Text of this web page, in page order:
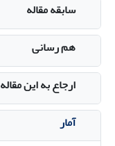
سابقه مقاله
هم رسانی
ارجاع به این مقاله
آمار